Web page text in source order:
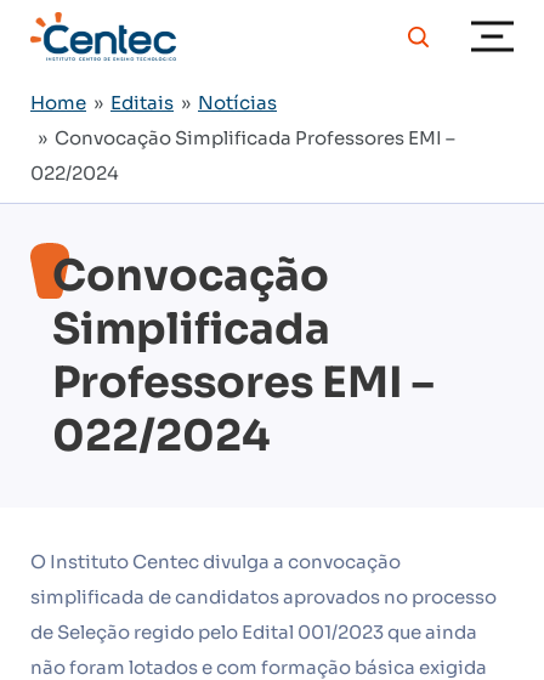
Home » Editais » Notícias
» Convocação Simplificada Professores EMI –
022/2024
Convocação
Simplificada
Professores EMI –
022/2024
O Instituto Centec divulga a convocação
simplificada de candidatos aprovados no processo
de Seleção regido pelo Edital 001/2023 que ainda
não foram lotados e com formação básica exigida